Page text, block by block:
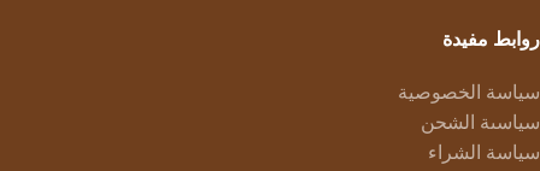
روابط مفيدة
سياسة الخصوصية
سياسىة الشحن
سياسة الشراء